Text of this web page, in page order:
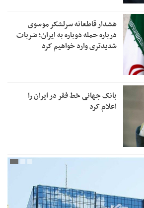
هشدار قاطعانه سرلشکر موسوی
درباره حمله دوباره به ایران؛ ضربات
شدیدتری وارد خواهیم کرد
بانک جهانی خط فقر در ایران را
اعلام کرد